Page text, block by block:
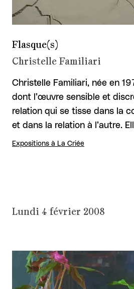
Flasque(s)
Christelle Familiari
Christelle Familiari, née en
dont l’œuvre sensible et
relation qui se tisse dans la
et dans la relation à l’autre.
Expositions à La Criée
Lundi 4 février 2008